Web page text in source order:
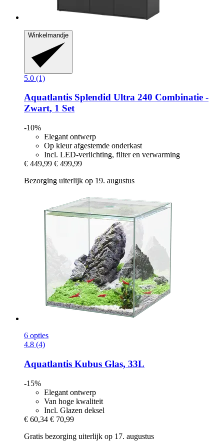
Winkelmandje
5.0 (1)
Aquatlantis Splendid Ultra 240 Combinatie -​
Zwart, 1 Set
-10%
Elegant ontwerp
Op kleur afgestemde onderkast
Incl. LED-verlichting, filter en verwarming
€ 449,99 € 499,99
Bezorging uiterlijk op 19. augustus
6 opties
4.8 (4)
Aquatlantis Kubus Glas, 33L
-15%
Elegant ontwerp
Van hoge kwaliteit
Incl. Glazen deksel
€ 60,34 € 70,99
Gratis bezorging uiterlijk op 17. augustus